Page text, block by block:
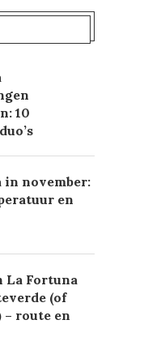
10
in november:
en
La Fortuna
(of
– route en